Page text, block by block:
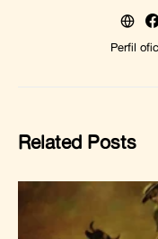
Perfil
Related Posts